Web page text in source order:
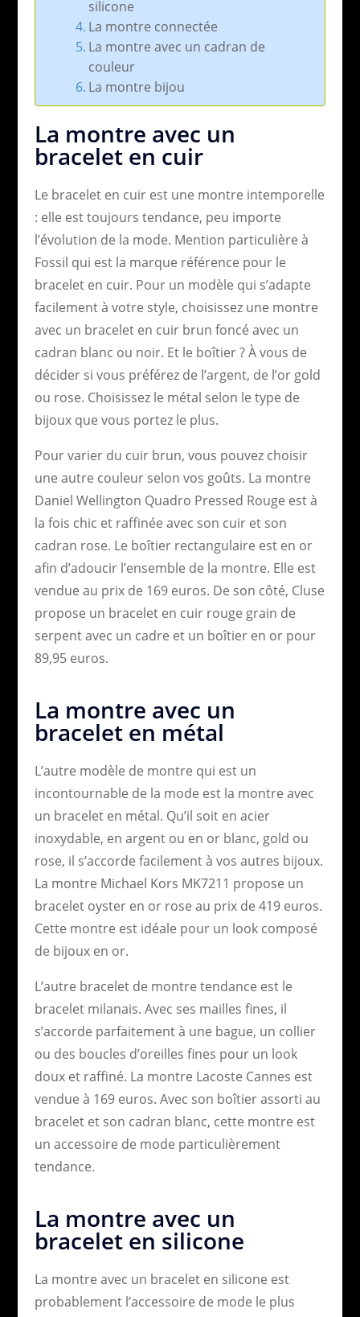
silicone
La montre connectée
La montre avec un cadran de
couleur
La montre bijou
La montre avec un
bracelet en cuir
Le bracelet en cuir est une montre intemporelle
: elle est toujours tendance, peu importe
l’évolution de la mode. Mention particulière à
Fossil qui est la marque référence pour le
bracelet en cuir. Pour un modèle qui s’adapte
facilement à votre style, choisissez une montre
avec un bracelet en cuir brun foncé avec un
cadran blanc ou noir. Et le boîtier ? À vous de
décider si vous préférez de l’argent, de l’or gold
ou rose. Choisissez le métal selon le type de
bijoux que vous portez le plus.
Pour varier du cuir brun, vous pouvez choisir
une autre couleur selon vos goûts. La montre
Daniel Wellington Quadro Pressed Rouge est à
la fois chic et raffinée avec son cuir et son
cadran rose. Le boîtier rectangulaire est en or
afin d’adoucir l’ensemble de la montre. Elle est
vendue au prix de 169 euros. De son côté, Cluse
propose un bracelet en cuir rouge grain de
serpent avec un cadre et un boîtier en or pour
89,95 euros.
La montre avec un
bracelet en métal
L’autre modèle de montre qui est un
incontournable de la mode est la montre avec
un bracelet en métal. Qu’il soit en acier
inoxydable, en argent ou en or blanc, gold ou
rose, il s’accorde facilement à vos autres bijoux.
La montre Michael Kors MK7211 propose un
bracelet oyster en or rose au prix de 419 euros.
Cette montre est idéale pour un look composé
de bijoux en or.
L’autre bracelet de montre tendance est le
bracelet milanais. Avec ses mailles fines, il
s’accorde parfaitement à une bague, un collier
ou des boucles d’oreilles fines pour un look
doux et raffiné. La montre Lacoste Cannes est
vendue à 169 euros. Avec son boîtier assorti au
bracelet et son cadran blanc, cette montre est
un accessoire de mode particulièrement
tendance.
La montre avec un
bracelet en silicone
La montre avec un bracelet en silicone est
probablement l’accessoire de mode le plus